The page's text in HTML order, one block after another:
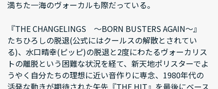
満ちた一海のヴォーカルも際だっている。
『THE CHANGELINGS ～BORN BUSTERS AGAIN～』
たちひろしの脱退(公式にはクールスの解散とされてい
る)、水口晴幸(ピッピ)の脱退と2度にわたるヴォーカリス
トの離脱という困難な状況を経て、新天地ポリスターでよ
うやく自分たちの理想に近い音作りに専念、1980年代の
活発な動きが期待された矢先『THE HIT』を最後にベース